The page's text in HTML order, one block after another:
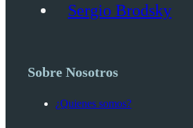
Sergio Brodsky
Sobre Nosotros
¿Quienes somos?